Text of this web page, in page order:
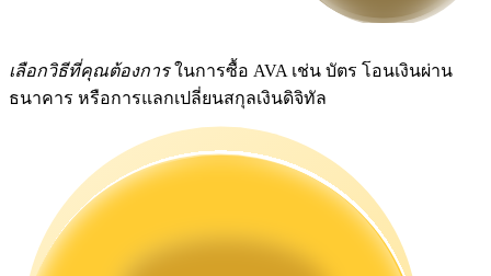
ผลตอบแทนสูงและเข้าถึงได้ทันที
เลือกวิธีที่คุณต้องการในการซื้อ AVA เช่น บัตร โอนเงินผ่าน
ธนาคาร หรือการแลกเปลี่ยนสกุลเงินดิจิทัล